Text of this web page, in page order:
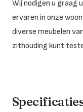
Wij nodigen u graag
ervaren in onze
diverse meubelen
zithouding kunt